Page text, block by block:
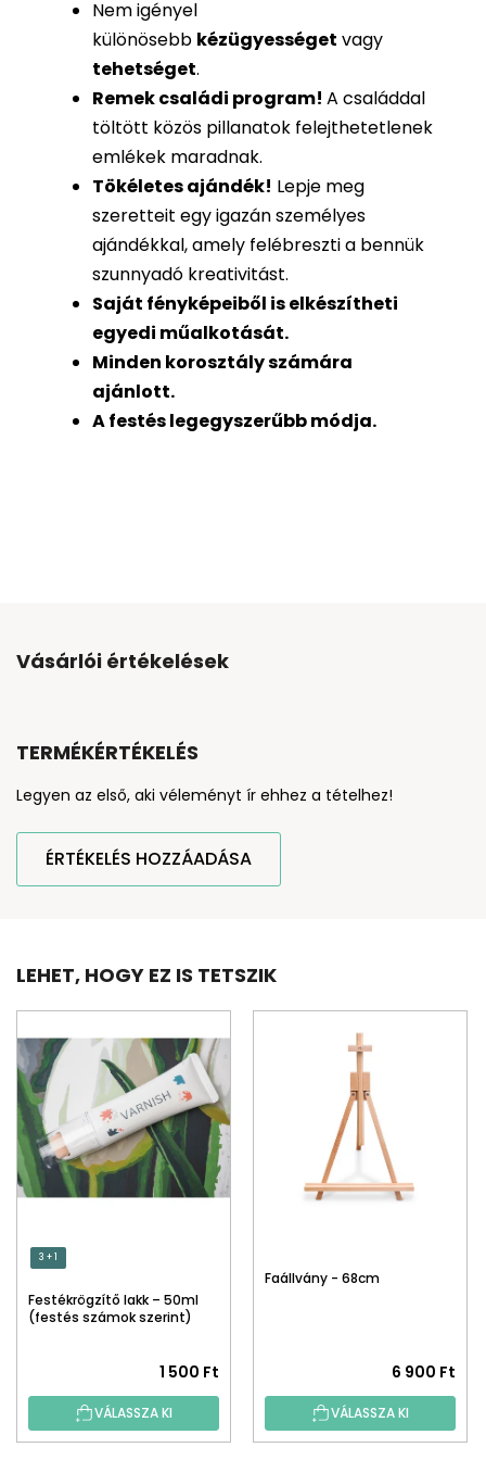
Nem igényel
különösebb kézügyességet vagy
tehetséget.
Remek családi program! A családdal
töltött közös pillanatok felejthetetlenek
emlékek maradnak.
Tökéletes ajándék! Lepje meg
szeretteit egy igazán személyes
ajándékkal, amely felébreszti a bennük
szunnyadó kreativitást.
Saját fényképeiből iselkészítheti
egyedi műalkotását.
Minden korosztály számára
ajánlott.
A festés legegyszerűbb módja.
Vásárlói értékelések
TERMÉKÉRTÉKELÉS
Legyen az első, aki véleményt ír ehhez a tételhez!
ÉRTÉKELÉS HOZZÁADÁSA
LEHET, HOGY EZ IS TETSZIK
3 + 1
Festékrögzítő lakk – 50ml
(festés számok szerint)
1 500 Ft
VÁLASSZA KI
Faállvány - 68cm
6 900 Ft
VÁLASSZA KI